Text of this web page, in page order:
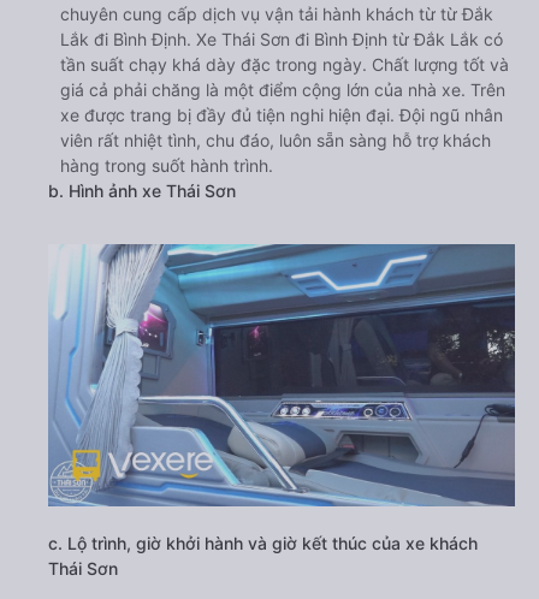
chuyên cung cấp dịch vụ vận tải hành khách từ từ Đắk
Lắk đi Bình Định. Xe Thái Sơn đi Bình Định từ Đắk Lắk có
tần suất chạy khá dày đặc trong ngày. Chất lượng tốt và
giá cả phải chăng là một điểm cộng lớn của nhà xe. Trên
xe được trang bị đầy đủ tiện nghi hiện đại. Đội ngũ nhân
viên rất nhiệt tình, chu đáo, luôn sẵn sàng hỗ trợ khách
hàng trong suốt hành trình.
b. Hình ảnh xe Thái Sơn
c. Lộ trình, giờ khởi hành và giờ kết thúc của xe khách
Thái Sơn